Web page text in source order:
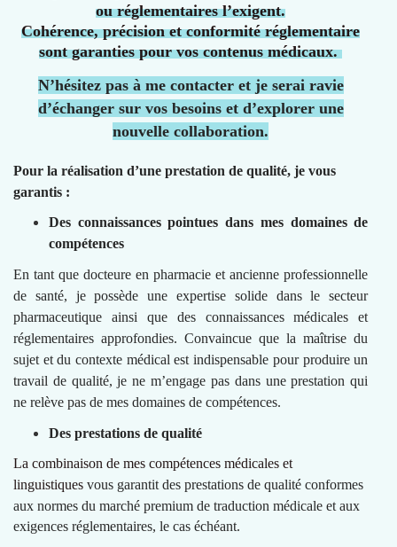
ou réglementaires l’exigent.
Cohérence, précision et conformité réglementaire
sont garanties pour vos contenus médicaux.
N’hésitez pas à me contacter et je serai ravie
d’échanger sur vos besoins et d’explorer une
nouvelle collaboration.
Pour la réalisation d’une prestation de qualité, je vous
garantis :
Des connaissances pointues dans mes domaines de
compétences
En tant que docteure en pharmacie et ancienne professionnelle
de santé, je possède une expertise solide dans le secteur
pharmaceutique ainsi que des connaissances médicales et
réglementaires approfondies. Convaincue que la maîtrise du
sujet et du contexte médical est indispensable pour produire un
travail de qualité, je ne m’engage pas dans une prestation qui
ne relève pas de mes domaines de compétences.
Des prestations de qualité
La combinaison de mes compétences médicales et
linguistiques vous garantit des prestations de qualité conformes
aux normes du marché premium de traduction médicale et aux
exigences réglementaires, le cas échéant.